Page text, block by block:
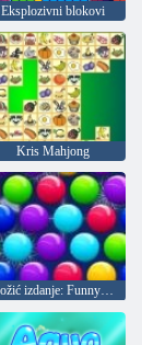
Eksplozivni blokovi
Kris Mahjong
Božić izdanje: Funny mjehurića